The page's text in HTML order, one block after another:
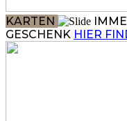
KARTEN
GESCHENK HIER